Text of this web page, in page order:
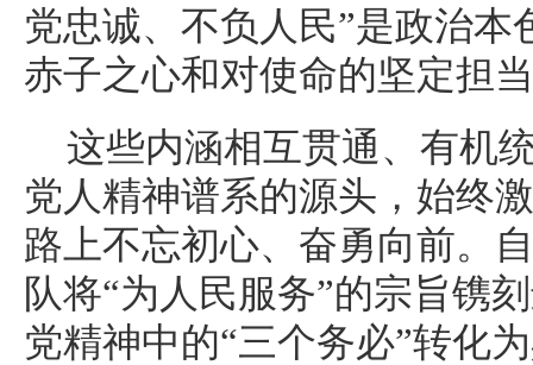
党忠诚、不负人民”是政治本
赤子之心和对使命的坚定担
这些内涵相互贯通、有机
党人精神谱系的源头，始终
路上不忘初心、奋勇向前。
队将“为人民服务”的宗旨镌
党精神中的“三个务必”转化